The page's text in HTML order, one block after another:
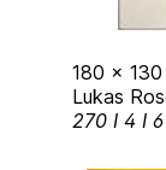
180 x 130
Lukas
270 I 4 I 6